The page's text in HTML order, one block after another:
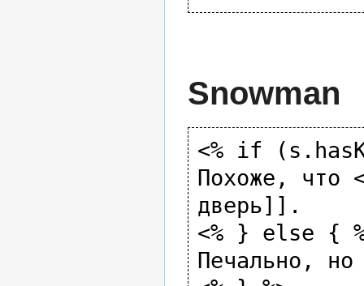
Snowman
<% if
Похоже, что
дверь]].
<% } else {
Печально,